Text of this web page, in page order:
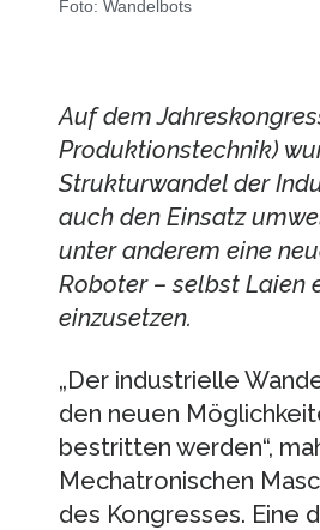
Foto: Wandelbots
Auf dem
Produktionstechnik)
Strukturwandel der
auch den Einsatz
unter anderem eine
Roboter – selbst Laien
einzusetzen.
„Der industrielle
den neuen
bestritten werden“,
Mechatronischen
des Kongresses. Eine